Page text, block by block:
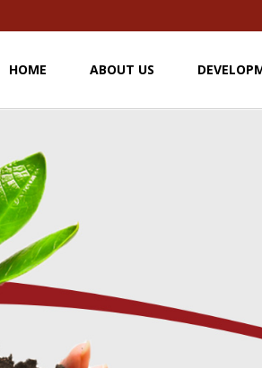
HOME ABOUT US